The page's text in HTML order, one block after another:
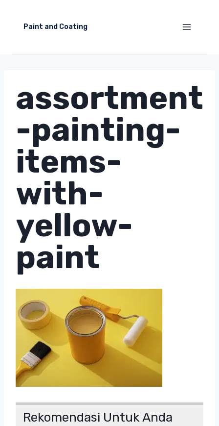
Paint and Coating
assortment
-painting-
items-
with-
yellow-
paint
Rekomendasi Untuk Anda